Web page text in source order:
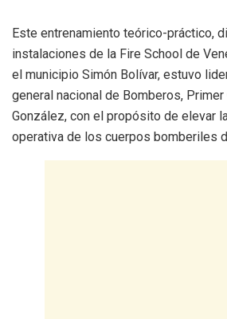
Este entrenamiento teórico-práctico,
instalaciones de la Fire School de
el municipio Simón Bolívar, estuvo
general nacional de Bomberos, Primer
González, con el propósito de elevar
operativa de los cuerpos bomberiles